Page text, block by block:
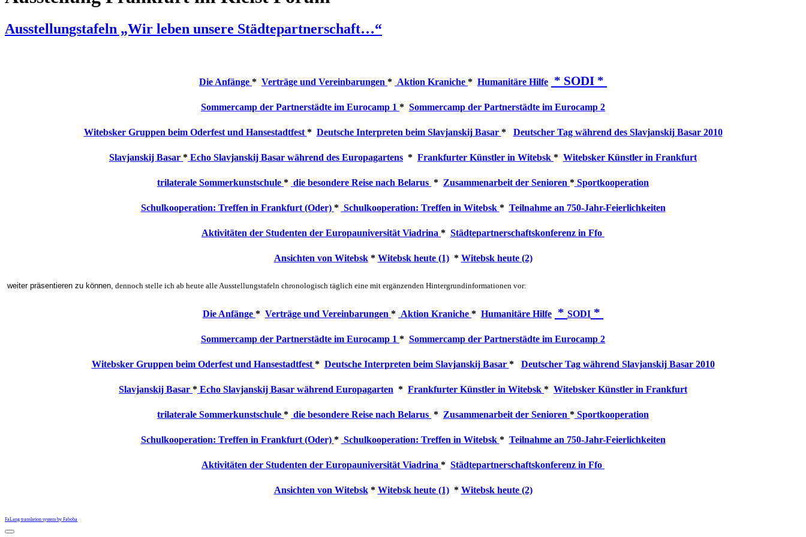
Ausstellungstafeln „Wir leben unsere Städtepartnerschaft…“
Die Anfänge * Verträge und Vereinbarungen * Aktion Kraniche * Humanitäre Hilfe * SODI *
Sommercamp der Partnerstädte im Eurocamp 1 * Sommercamp der Partnerstädte im Eurocamp 2
Witebsker Gruppen beim Oderfest und Hansestadtfest * Deutsche Interpreten beim Slavjanskij Basar * Deutscher Tag während des Slavjanskij Basar 2010
Slavjanskij Basar * Echo Slavjanskij Basar während des Europagartens * Frankfurter Künstler in Witebsk * Witebsker Künstler in Frankfurt
trilaterale Sommerkunstschule * die besondere Reise nach Belarus * Zusammenarbeit der Senioren * Sportkooperation
Schulkooperation: Treffen in Frankfurt (Oder) * Schulkooperation: Treffen in Witebsk * Teilnahme an 750-Jahr-Feierlichkeiten
Aktivitäten der Studenten der Europauniversität Viadrina * Städtepartnerschaftskonferenz in Ffo
Ansichten von Witebsk* Witebsk heute (1)* Witebsk heute (2)
weiter präsentieren zu können, dennoch stelle ich ab heute alle Ausstellungstafeln chronologisch täglich eine mit ergänzenden Hintergrundinformationen vor:
Die Anfänge * Verträge und Vereinbarungen * Aktion Kraniche * Humanitäre Hilfe * SODI *
Sommercamp der Partnerstädte im Eurocamp 1 * Sommercamp der Partnerstädte im Eurocamp 2
Witebsker Gruppen beim Oderfest und Hansestadtfest * Deutsche Interpreten beim Slavjanskij Basar * Deutscher Tag während Slavjanskij Basar 2010
Slavjanskij Basar * Echo Slavjanskij Basar während Europagarten * Frankfurter Künstler in Witebsk * Witebsker Künstler in Frankfurt
trilaterale Sommerkunstschule * die besondere Reise nach Belarus * Zusammenarbeit der Senioren * Sportkooperation
Schulkooperation: Treffen in Frankfurt (Oder) * Schulkooperation: Treffen in Witebsk * Teilnahme an 750-Jahr-Feierlichkeiten
Aktivitäten der Studenten der Europauniversität Viadrina * Städtepartnerschaftskonferenz in Ffo
Ansichten von Witebsk* Witebsk heute (1)* Witebsk heute (2)
FaLang translation system by Faboba